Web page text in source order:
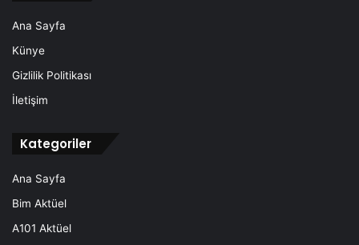
Ana Sayfa
Künye
Gizlilik Politikası
İletişim
Kategoriler
Ana Sayfa
Bim Aktüel
A101 Aktüel